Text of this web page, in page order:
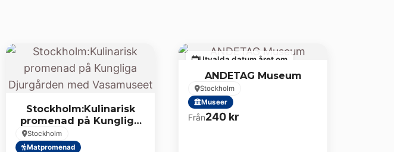
Stockholm:Kulinarisk
promenad på Kungliga
Djurgården med
Vasamuseet
Stockholm
Matpromenad
Utvalda datum året om
ANDETAG Museum
Stockholm
Museer
Från240 kr